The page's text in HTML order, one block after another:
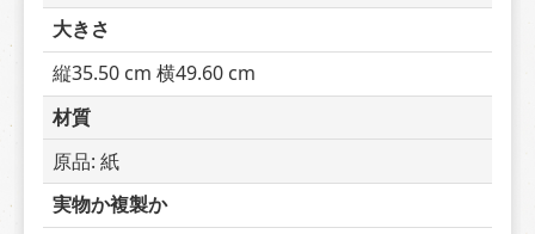
大きさ
縦35.50 cm 横49.60 cm
材質
原品: 紙
実物か複製か